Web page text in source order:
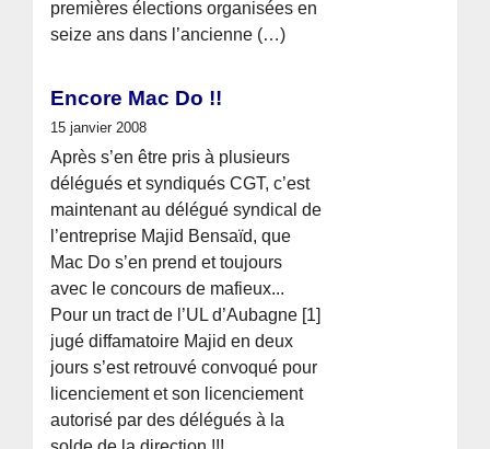
premières élections organisées en
seize ans dans l’ancienne (…)
Encore Mac Do !!
15 janvier 2008
Après s’en être pris à plusieurs
délégués et syndiqués CGT, c’est
maintenant au délégué syndical de
l’entreprise Majid Bensaïd, que
Mac Do s’en prend et toujours
avec le concours de mafieux...
Pour un tract de l’UL d’Aubagne [1]
jugé diffamatoire Majid en deux
jours s’est retrouvé convoqué pour
licenciement et son licenciement
autorisé par des délégués à la